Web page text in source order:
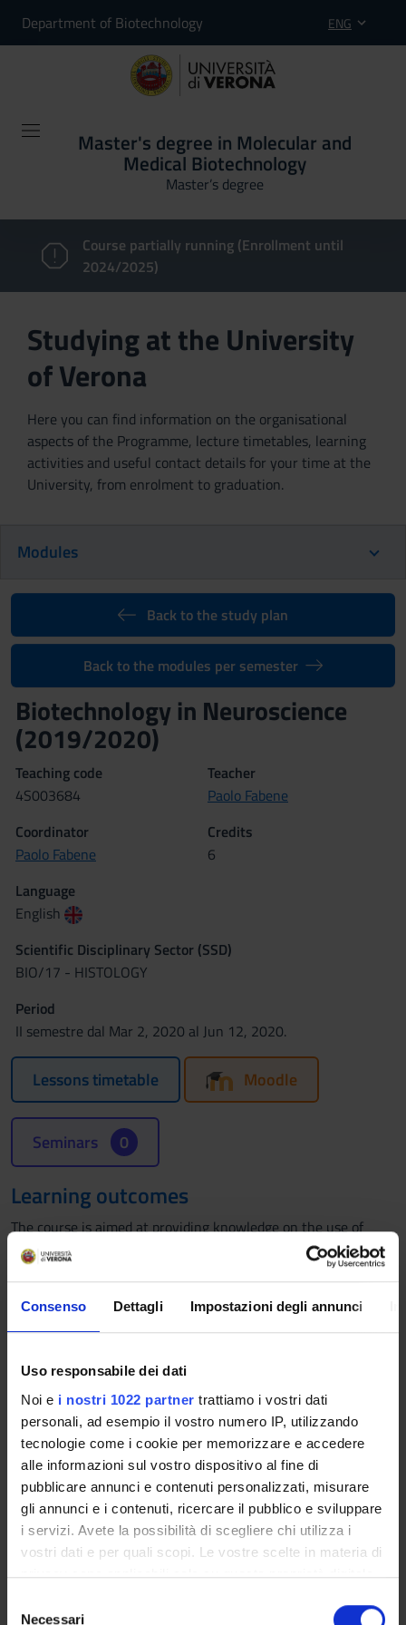
Consenso Dettagli Impostazioni degli annunci
Uso responsabile dei dati
Noi e i nostri 1022 partner trattiamo i vostri dati
personali, ad esempio il vostro numero IP, utilizzando
tecnologie come i cookie per memorizzare e accedere
alle informazioni sul vostro dispositivo al fine di
pubblicare annunci e contenuti personalizzati, misurare
gli annunci e i contenuti, ricercare il pubblico e sviluppare
i servizi. Avete la possibilità di scegliere chi utilizza i
vostri dati e per quali scopi. Le vostre scelte in materia di
privacy sono applicabili solo su questa proprietà digitale
modificare o revocare il proprio consenso in qualsiasi
Necessari
Department of Biotechnology ENG
Master's degree in Molecular and
Medical Biotechnology
Master’s degree
Course partially running (Enrollment until
2024/2025)
Studying at the University
of Verona
Here you can find information on the organisational
aspects of the Programme, lecture timetables, learning
activities and useful contact details for your time at the
University, from enrolment to graduation.
Modules
Back to the study plan
Back to the modules per semester
Biotechnology in Neuroscience
(2019/2020)
Teaching code
4S003684
Teacher
Paolo Fabene
Coordinator
Paolo Fabene
Credits
6
Language
English
Scientific Disciplinary Sector (SSD)
BIO/17 - HISTOLOGY
Period
II semestre dal Mar 2, 2020 al Jun 12, 2020.
Lessons timetable Moodle
Seminars 0
Learning outcomes
The course is aimed at providing knowledge on the use of
biotechnology in the field of neuroscience, with special
reference to the physiopathology of the nervous system,
neurobiological relevance, models of neurological diseases,
therapeutic approaches.
Program
- Principles of structural and functional organization of the
nervous tissue and the nervous system
- The neuron: subcellular components and polarization
- Synaptic transmission
- Ligand-receptor activity in neurotransmission and cell
membrane signal transduction mechanisms
- Neuronal cell death: necrosis, apoptosis, autophagy
- Glial cells (astrocytes, microglia, oligodendroglia, Schwann
cells) and intercellular crosstalk in the nervous system
- Blood-brain barrier: mechanisms of regulation, pathological